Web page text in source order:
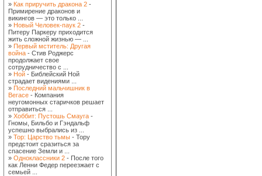
» Как приручить дракона 2 -
Примирение драконов и
викингов — это только ...
» Новый Человек-паук 2 -
Питеру Паркеру приходится
жить сложной жизнью — ...
» Первый мститель: Другая
война - Стив Роджерс
продолжает свое
сотрудничество с ...
» Ной - Библейский Ной
страдает видениями ...
» Последний мальчишник в
Вегасе - Компания
неугомонных старичков решает
отправиться ...
» Хоббит: Пустошь Смауга -
Гномы, Бильбо и Гэндальф
успешно выбрались из ...
» Тор: Царство тьмы - Тору
предстоит сразиться за
спасение Земли и ...
» Одноклассники 2 - После того
как Ленни Федер переезжает с
семьей ...